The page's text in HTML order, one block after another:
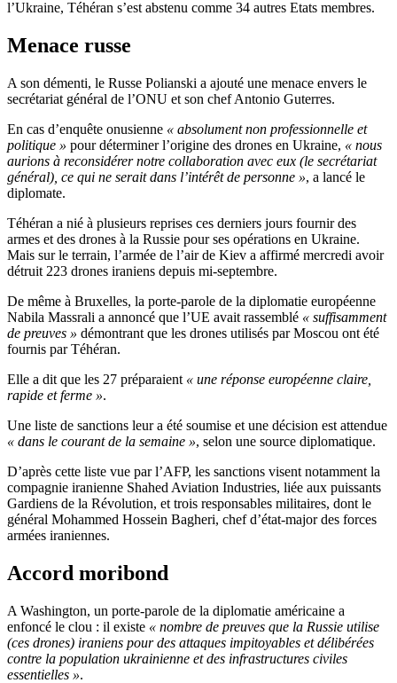
l’Ukraine, Téhéran s’est abstenu comme 34 autres Etats membres.
Menace russe
A son démenti, le Russe Polianski a ajouté une menace envers le
secrétariat général de l’ONU et son chef Antonio Guterres.
En cas d’enquête onusienne « absolument non professionnelle et
politique » pour déterminer l’origine des drones en Ukraine, « nous
aurions à reconsidérer notre collaboration avec eux (le secrétariat
général), ce qui ne serait dans l’intérêt de personne », a lancé le
diplomate.
Téhéran a nié à plusieurs reprises ces derniers jours fournir des
armes et des drones à la Russie pour ses opérations en Ukraine.
Mais sur le terrain, l’armée de l’air de Kiev a affirmé mercredi avoir
détruit 223 drones iraniens depuis mi-septembre.
De même à Bruxelles, la porte-parole de la diplomatie européenne
Nabila Massrali a annoncé que l’UE avait rassemblé « suffisamment
de preuves » démontrant que les drones utilisés par Moscou ont été
fournis par Téhéran.
Elle a dit que les 27 préparaient « une réponse européenne claire,
rapide et ferme ».
Une liste de sanctions leur a été soumise et une décision est attendue
« dans le courant de la semaine », selon une source diplomatique.
D’après cette liste vue par l’AFP, les sanctions visent notamment la
compagnie iranienne Shahed Aviation Industries, liée aux puissants
Gardiens de la Révolution, et trois responsables militaires, dont le
général Mohammed Hossein Bagheri, chef d’état-major des forces
armées iraniennes.
Accord moribond
A Washington, un porte-parole de la diplomatie américaine a
enfoncé le clou : il existe « nombre de preuves que la Russie utilise
(ces drones) iraniens pour des attaques impitoyables et délibérées
contre la population ukrainienne et des infrastructures civiles
essentielles ».